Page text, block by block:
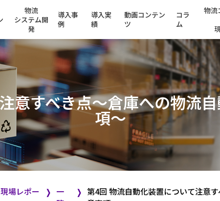
物流
システム開
発
導入事
例
導入実
績
動画コンテン
ツ
コラ
ム
物流
意すべき点～倉庫への物流
項～
場レポー
❭ 一
❭ 第4回 物流自動化装置について注意